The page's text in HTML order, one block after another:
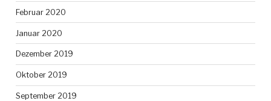
Februar 2020
Januar 2020
Dezember 2019
Oktober 2019
September 2019